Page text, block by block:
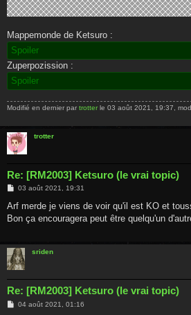
Mappemonde de Ketsuro :
Spoiler
Zuperpozission :
Spoiler
Modifié en dernier par trotterle 03 août 2021, 19:37,
trotter
Re: [RM2003] Ketsuro (le vrai topic)
M
s
a
03 août 2021, 19:31
Arf merde je viens de voir qu'il est KO et
Bon ça encouragera peut être quelqu'un
sriden
Re: [RM2003] Ketsuro (le vrai topic)
M04 août 2021, 01:16